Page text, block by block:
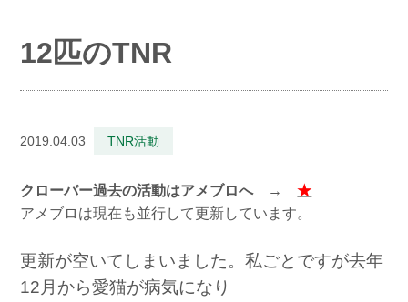
12匹のTNR
2019.04.03 TNR活動
クローバー過去の活動はアメブロへ →★
アメブロは現在も並行して更新しています。
更新が空いてしまいました。私ごとですが去年
12月から愛猫が病気になり